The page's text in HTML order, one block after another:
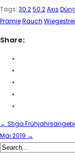
Tags: 30.250.2Axis
PrämieRauch
Share:
← Stiga
Mai 2019 →